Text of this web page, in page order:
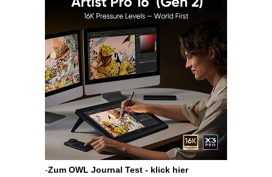
-Zum OWL Journal Test - klick hier